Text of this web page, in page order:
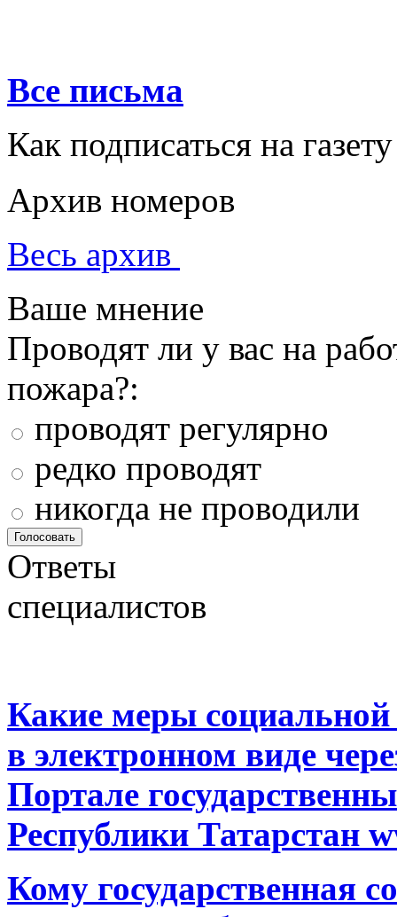
Все письма
Как подписаться на газету
Архив номеров
Весь архив
Ваше мнение
Проводят ли у вас на
пожара?:
проводят регулярно
редко проводят
никогда не проводили
Ответы
специалистов
Какие меры
в электронном виде
Портале
Республики Татарстан
Кому государственная